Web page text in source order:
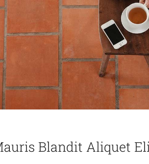
Blandit Aliquet